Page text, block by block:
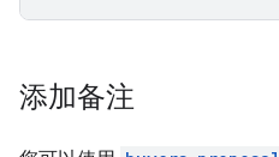
添加备注